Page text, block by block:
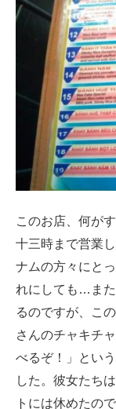
このお店、何が
十三時まで営業
ナムの方々にと
れにしても…ま
るのですが、こ
さんのチャキチ
べるぞ！」とい
した。彼女たち
トには休めたの